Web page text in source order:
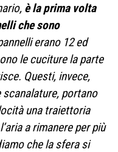
è la prima volta
che sono
erano 12 ed
le cuciture la parte
Questi, invece,
portano
una traiettoria
a rimanere per più
che la sfera si